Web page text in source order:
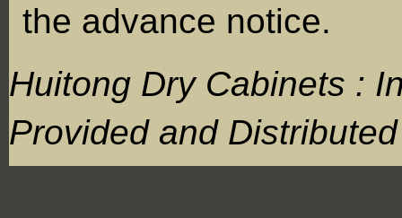
the advance notice.
Huitong Dry Cabinets :
Provided and